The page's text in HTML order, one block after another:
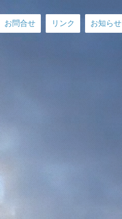
お問合せ リンク お知らせ